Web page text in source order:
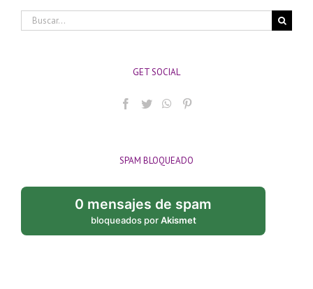
Buscar:
GET SOCIAL
SPAM BLOQUEADO
0 mensajes de spam
bloqueados porAkismet